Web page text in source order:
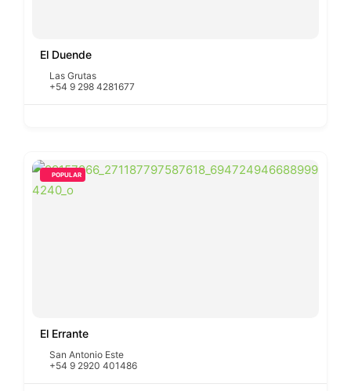
El Duende
Las Grutas
+54 9 298 4281677
POPULAR
El Errante
San Antonio Este
+54 9 2920 401486